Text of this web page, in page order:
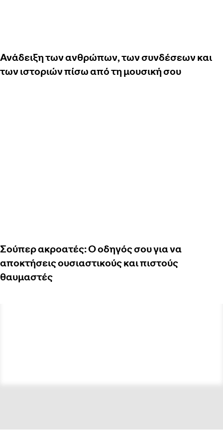
Ανάδειξη των ανθρώπων, των συνδέσεων και
των ιστοριών πίσω από τη μουσική σου
Σούπερ ακροατές: Ο οδηγός σου για να
αποκτήσεις ουσιαστικούς και πιστούς
θαυμαστές